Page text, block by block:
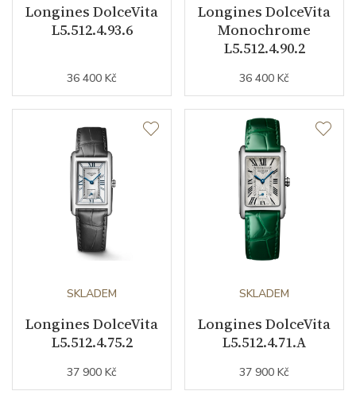
Longines DolceVita
L5.512.4.93.6
36 400 Kč
Longines DolceVita
Monochrome
L5.512.4.90.2
36 400 Kč
SKLADEM
Longines DolceVita
L5.512.4.75.2
37 900 Kč
SKLADEM
Longines DolceVita
L5.512.4.71.A
37 900 Kč